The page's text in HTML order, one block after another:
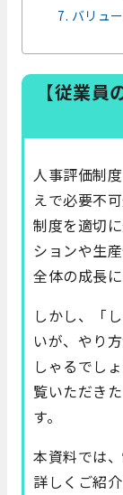
7. バリュ
【従業
人事評価制
えで必要不
制度を適切
ションや生
全体の成長に
しかし、「
いが、やり
しゃるでし
覧いただき
す。
本資料では
詳しくご紹介